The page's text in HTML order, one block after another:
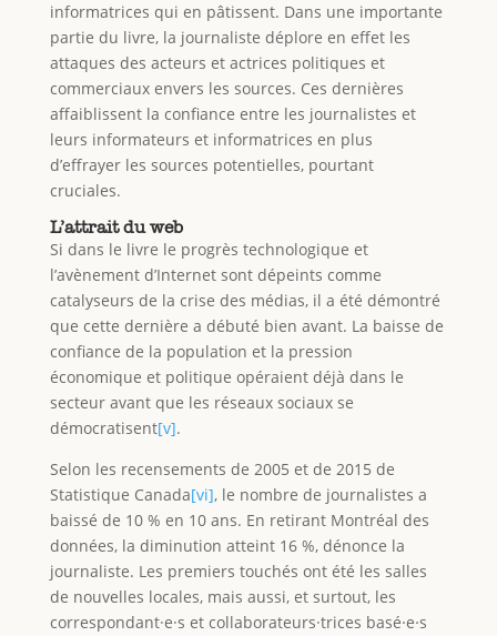
informatrices qui en pâtissent. Dans une importante
partie du livre, la journaliste déplore en effet les
attaques des acteurs et actrices politiques et
commerciaux envers les sources. Ces dernières
affaiblissent la confiance entre les journalistes et
leurs informateurs et informatrices en plus
d’effrayer les sources potentielles, pourtant
cruciales.
L’attrait du web
Si dans le livre le progrès technologique et
l’avènement d’Internet sont dépeints comme
catalyseurs de la crise des médias, il a été démontré
que cette dernière a débuté bien avant. La baisse de
confiance de la population et la pression
économique et politique opéraient déjà dans le
secteur avant que les réseaux sociaux se
démocratisent[v].
Selon les recensements de 2005 et de 2015 de
Statistique Canada[vi], le nombre de journalistes a
baissé de 10 % en 10 ans. En retirant Montréal des
données, la diminution atteint 16 %, dénonce la
journaliste. Les premiers touchés ont été les salles
de nouvelles locales, mais aussi, et surtout, les
correspondant·e·s et collaborateurs·trices basé·e·s